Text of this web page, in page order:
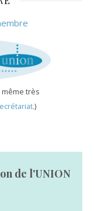
très
.)
de l'UNION